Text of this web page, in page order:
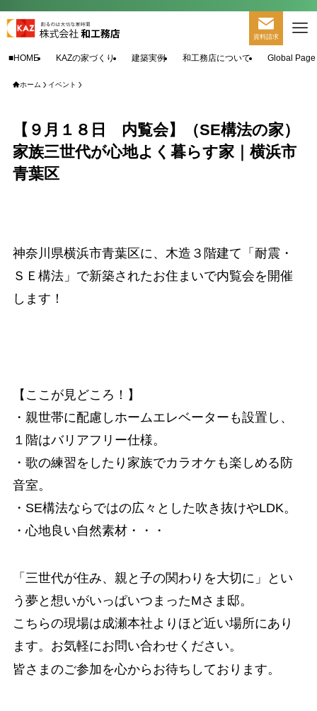
資料請求
■HOME KAZの家づくり 建築実例 和工務店について Global
ホーム イベント
【９月１８日 内覧会】（SE構法の家）
家族三世代が心地よく暮らす家｜横浜市
青葉区
神奈川県横浜市青葉区に、木造３階建て「耐震・
ＳＥ構法」で新築されたお住まいで内覧会を開催
します！
【ここが見どころ！】
・親世帯に配慮しホームエレベーターも設置し、
１階はバリアフリー仕様。
・歌の練習をしたり家族でカラオケも楽しめる防
音室。
・SE構法ならではの広々とした吹き抜けやLDK。
・心地良い自然素材・・・
「三世代が住み、親と子の関わりを大切に」とい
う夢と想いがいっぱいつまったMさま邸。
こちらの現場は成瀬本社よりほど近い場所にあり
ます。お気軽にお問い合わせください。
皆さまのご参加を心からお待ちしております。